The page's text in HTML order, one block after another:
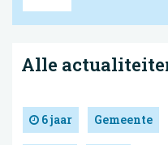
Alle
6 jaar Gemeente